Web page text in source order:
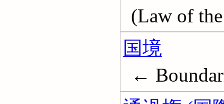
(Law of the
国境
←